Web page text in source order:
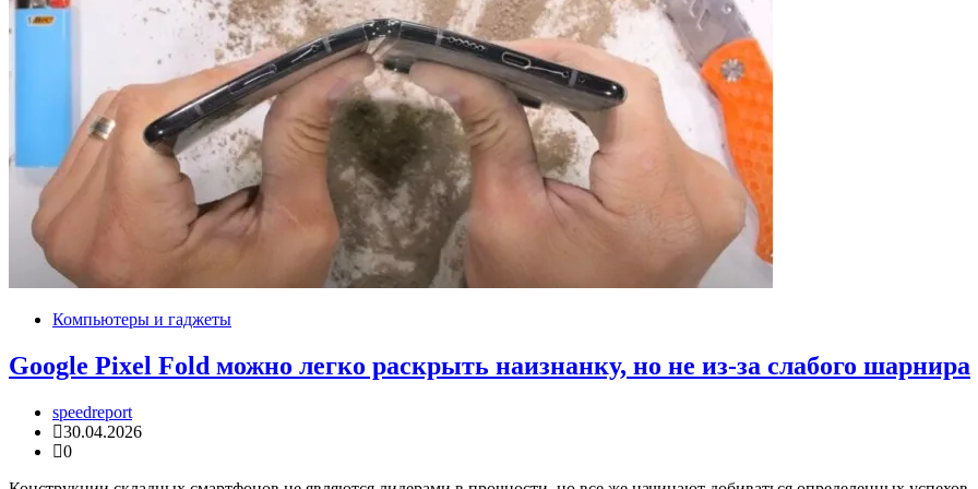
Компьютеры и гаджеты
Google Pixel Fold можно легко раскрыть наизнанку, но не из-за слабого шарнира
speedreport
30.04.2026
0